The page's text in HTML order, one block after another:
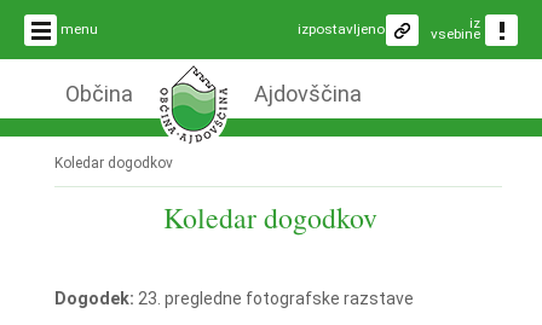
menu iz
vsebine
izpostavljeno
Občina Ajdovščina
Koledar dogodkov
Koledar dogodkov
Dogodek: 23. pregledne fotografske razstave